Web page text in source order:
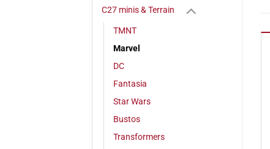
C27 minis & Terrain
TMNT
Marvel
DC
Fantasia
Star Wars
Bustos
Transformers